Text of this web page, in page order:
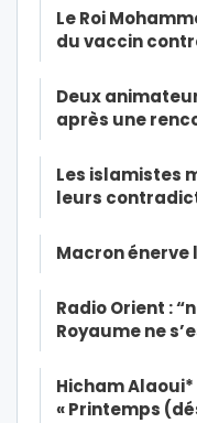
Le Roi
du vaccin
Deux
après une
Les islamistes
leurs
Macron énerve
Radio Orient :
Royaume ne
Hicham
« Printemps